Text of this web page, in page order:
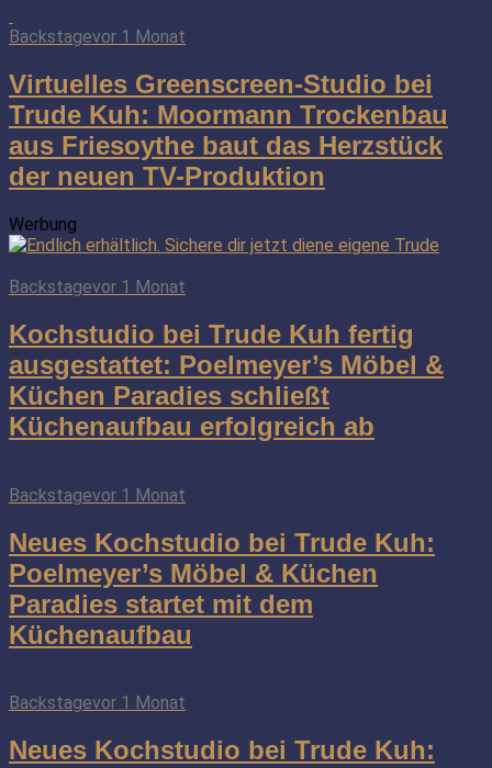
Backstagevor 1 Monat
Virtuelles Greenscreen-Studio bei
Trude Kuh: Moormann Trockenbau
aus Friesoythe baut das Herzstück
der neuen TV-Produktion
Werbung
Backstagevor 1 Monat
Kochstudio bei Trude Kuh fertig
ausgestattet: Poelmeyer’s Möbel &
Küchen Paradies schließt
Küchenaufbau erfolgreich ab
Backstagevor 1 Monat
Neues Kochstudio bei Trude Kuh:
Poelmeyer’s Möbel & Küchen
Paradies startet mit dem
Küchenaufbau
Backstagevor 1 Monat
Neues Kochstudio bei Trude Kuh: